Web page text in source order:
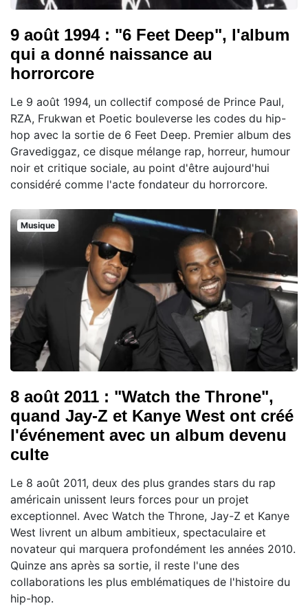
9 août 1994 : "6 Feet Deep", l'album
qui a donné naissance au
horrorcore
Le 9 août 1994, un collectif composé de Prince Paul,
RZA, Frukwan et Poetic bouleverse les codes du hip-
hop avec la sortie de 6 Feet Deep. Premier album des
Gravediggaz, ce disque mélange rap, horreur, humour
noir et critique sociale, au point d'être aujourd'hui
considéré comme l'acte fondateur du horrorcore.
Musique
8 août 2011 : "Watch the Throne",
quand Jay-Z et Kanye West ont créé
l'événement avec un album devenu
culte
Le 8 août 2011, deux des plus grandes stars du rap
américain unissent leurs forces pour un projet
exceptionnel. Avec Watch the Throne, Jay-Z et Kanye
West livrent un album ambitieux, spectaculaire et
novateur qui marquera profondément les années 2010.
Quinze ans après sa sortie, il reste l'une des
collaborations les plus emblématiques de l'histoire du
hip-hop.